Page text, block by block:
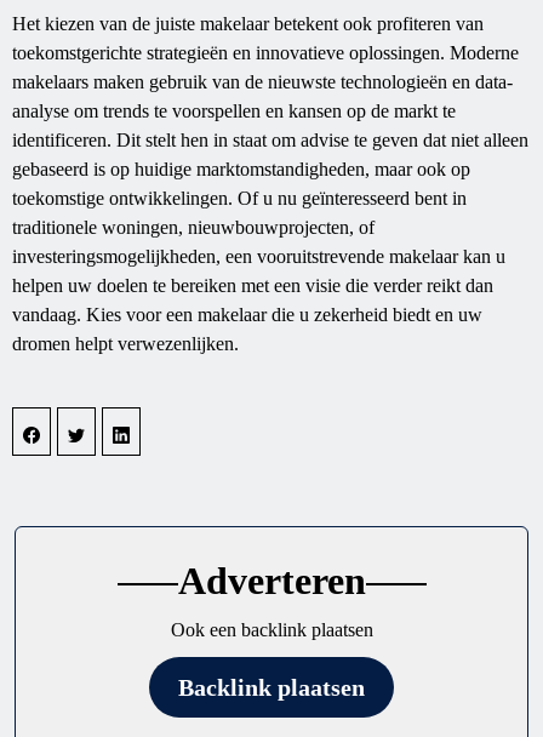
Het kiezen van de juiste makelaar betekent ook profiteren van
toekomstgerichte strategieën en innovatieve oplossingen. Moderne
makelaars maken gebruik van de nieuwste technologieën en data-
analyse om trends te voorspellen en kansen op de markt te
identificeren. Dit stelt hen in staat om advise te geven dat niet alleen
gebaseerd is op huidige marktomstandigheden, maar ook op
toekomstige ontwikkelingen. Of u nu geïnteresseerd bent in
traditionele woningen, nieuwbouwprojecten, of
investeringsmogelijkheden, een vooruitstrevende makelaar kan u
helpen uw doelen te bereiken met een visie die verder reikt dan
vandaag. Kies voor een makelaar die u zekerheid biedt en uw
dromen helpt verwezenlijken.
Adverteren
Ook een backlink plaatsen
Backlink plaatsen